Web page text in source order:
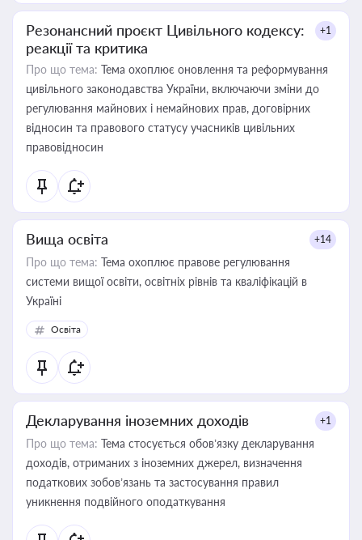
Резонансний проєкт Цивільного кодексу:
реакції та критика
+1
Про що тема: Тема охоплює оновлення та реформування
цивільного законодавства України, включаючи зміни до
регулювання майнових і немайнових прав, договірних
відносин та правового статусу учасників цивільних
правовідносин
Вища освіта +14
Про що тема: Тема охоплює правове регулювання
системи вищої освіти, освітніх рівнів та кваліфікацій в
Україні
Освіта
Декларування іноземних доходів +1
Про що тема: Тема стосується обов’язку декларування
доходів, отриманих з іноземних джерел, визначення
податкових зобов’язань та застосування правил
уникнення подвійного оподаткування